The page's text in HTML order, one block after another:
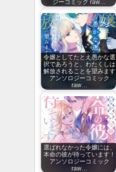
ジーコミック raw…
令嬢としてたとえ愚かな選
択であろうと、わたくしは
解放されることを望みます
アンソロジーコミック
raw…
選ばれなかった令嬢には、
本命の彼が待っています！
アンソロジーコミック
raw…